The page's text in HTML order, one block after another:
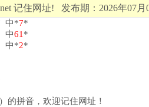
记住网址! 发布期：2026年07月
中*7*
中61 *
中*2*
的拼音，欢迎记住网址！